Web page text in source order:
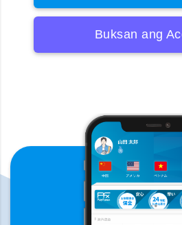
Buksan ang